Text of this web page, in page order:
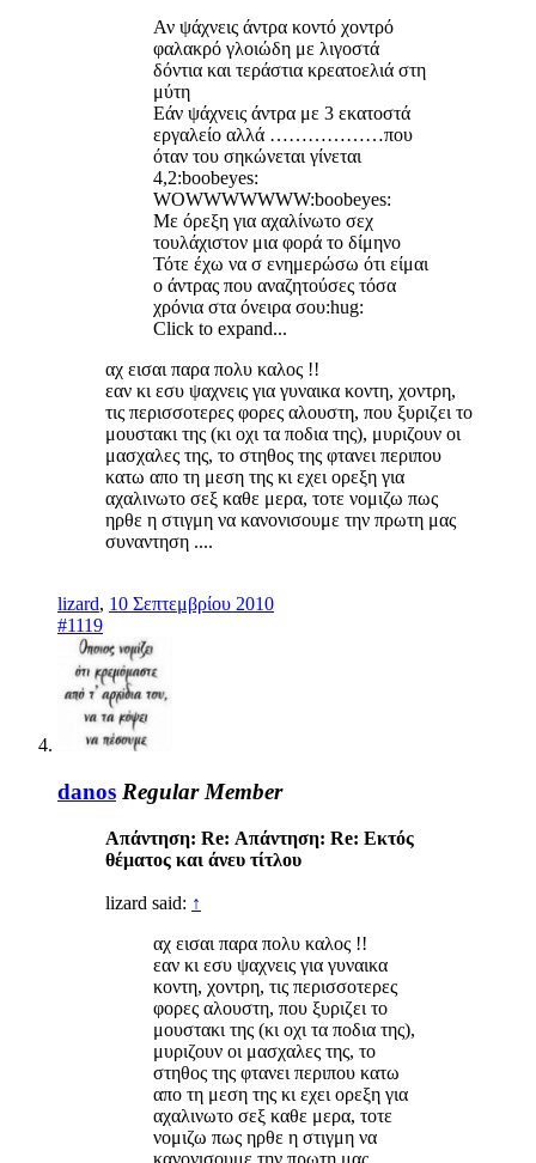
Αν ψάχνεις άντρα κοντό χοντρό
φαλακρό γλοιώδη με λιγοστά
δόντια και τεράστια κρεατοελιά στη
μύτη
Εάν ψάχνεις άντρα με 3 εκατοστά
εργαλείο αλλά ………………που
όταν του σηκώνεται γίνεται
4,2:boobeyes:
WOWWWWWWW:boobeyes:
Με όρεξη για αχαλίνωτο σεχ
τουλάχιστον μια φορά το δίμηνο
Τότε έχω να σ ενημερώσω ότι είμαι
ο άντρας που αναζητούσες τόσα
χρόνια στα όνειρα σου:hug:
Click to expand...
αχ εισαι παρα πολυ καλος !!
εαν κι εσυ ψαχνεις για γυναικα κοντη, χοντρη,
τις περισσοτερες φορες αλουστη, που ξυριζει το
μουστακι της (κι οχι τα ποδια της), μυριζουν οι
μασχαλες της, το στηθος της φτανει περιπου
κατω απο τη μεση της κι εχει ορεξη για
αχαλινωτο σεξ καθε μερα, τοτε νομιζω πως
ηρθε η στιγμη να κανονισουμε την πρωτη μας
συναντηση ....
lizard, 10 Σεπτεμβρίου 2010
#1119
danos Regular Member
Απάντηση: Re: Απάντηση: Re: Eκτός
θέματος και άνευ τίτλου
lizard said: ↑
αχ εισαι παρα πολυ καλος !!
εαν κι εσυ ψαχνεις για γυναικα
κοντη, χοντρη, τις περισσοτερες
φορες αλουστη, που ξυριζει το
μουστακι της (κι οχι τα ποδια της),
μυριζουν οι μασχαλες της, το
στηθος της φτανει περιπου κατω
απο τη μεση της κι εχει ορεξη για
αχαλινωτο σεξ καθε μερα, τοτε
νομιζω πως ηρθε η στιγμη να
κανονισουμε την πρωτη μας